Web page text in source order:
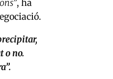
, ha
o no.